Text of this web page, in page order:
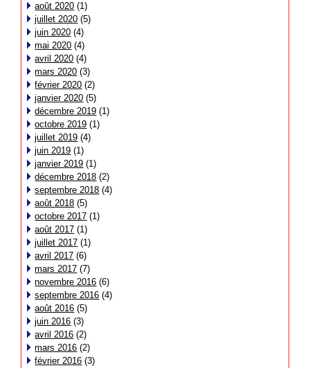
août 2020 (1)
juillet 2020 (5)
juin 2020 (4)
mai 2020 (4)
avril 2020 (4)
mars 2020 (3)
février 2020 (2)
janvier 2020 (5)
décembre 2019 (1)
octobre 2019 (1)
juillet 2019 (4)
juin 2019 (1)
janvier 2019 (1)
décembre 2018 (2)
septembre 2018 (4)
août 2018 (5)
octobre 2017 (1)
août 2017 (1)
juillet 2017 (1)
avril 2017 (6)
mars 2017 (7)
novembre 2016 (6)
septembre 2016 (4)
août 2016 (5)
juin 2016 (3)
avril 2016 (2)
mars 2016 (2)
février 2016 (3)